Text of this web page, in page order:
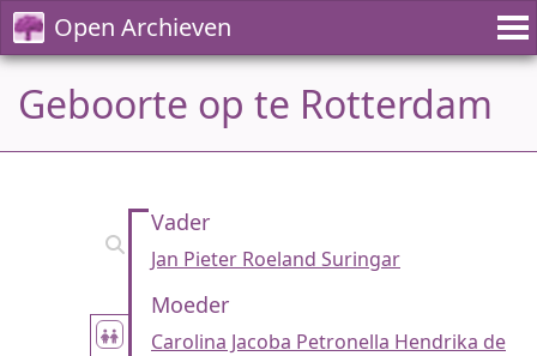
Open Archieven
Geboorte op te Rotterdam
Vader
Jan Pieter Roeland Suringar
Moeder
Carolina Jacoba Petronella Hendrika de